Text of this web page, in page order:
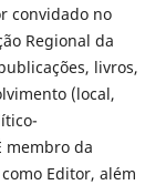
convidado no
Regional da
livros,
(local,
membro da
Editor, além